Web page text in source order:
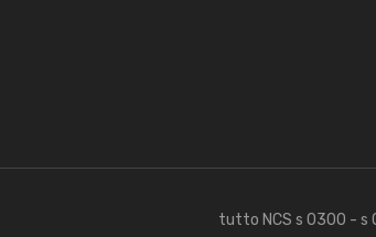
tutto NCS s 0300 - s